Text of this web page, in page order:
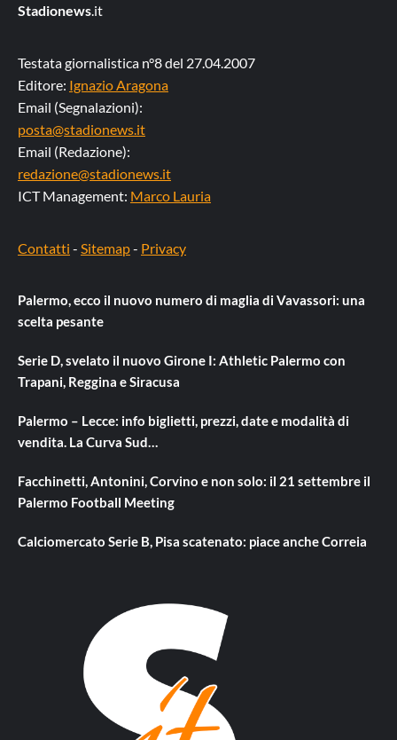
Stadionews .it
Testata giornalistica n°8 del 27.04.2007
Editore: Ignazio Aragona
Email (Segnalazioni):
posta@stadionews.it
Email (Redazione):
redazione@stadionews.it
ICT Management: Marco Lauria
Contatti - Sitemap- Privacy
Palermo, ecco il nuovo numero di maglia di Vavassori: una
scelta pesante
Serie D, svelato il nuovo Girone I: Athletic Palermo con
Trapani, Reggina e Siracusa
Palermo – Lecce: info biglietti, prezzi, date e modalità di
vendita. La Curva Sud…
Facchinetti, Antonini, Corvino e non solo: il 21 settembre il
Palermo Football Meeting
Calciomercato Serie B, Pisa scatenato: piace anche Correia